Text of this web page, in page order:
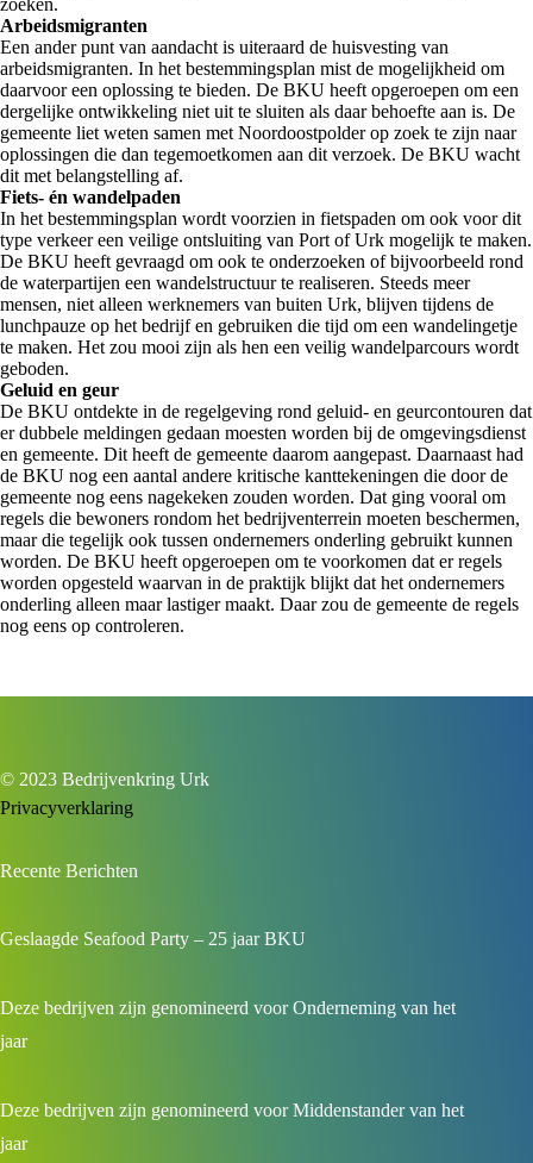
zoeken.
Arbeidsmigranten
Een ander punt van aandacht is uiteraard de huisvesting van
arbeidsmigranten. In het bestemmingsplan mist de mogelijkheid om
daarvoor een oplossing te bieden. De BKU heeft opgeroepen om een
dergelijke ontwikkeling niet uit te sluiten als daar behoefte aan is. De
gemeente liet weten samen met Noordoostpolder op zoek te zijn naar
oplossingen die dan tegemoetkomen aan dit verzoek. De BKU wacht
dit met belangstelling af.
Fiets- én wandelpaden
In het bestemmingsplan wordt voorzien in fietspaden om ook voor dit
type verkeer een veilige ontsluiting van Port of Urk mogelijk te maken.
De BKU heeft gevraagd om ook te onderzoeken of bijvoorbeeld rond
de waterpartijen een wandelstructuur te realiseren. Steeds meer
mensen, niet alleen werknemers van buiten Urk, blijven tijdens de
lunchpauze op het bedrijf en gebruiken die tijd om een wandelingetje
te maken. Het zou mooi zijn als hen een veilig wandelparcours wordt
geboden.
Geluid en geur
De BKU ontdekte in de regelgeving rond geluid- en geurcontouren dat
er dubbele meldingen gedaan moesten worden bij de omgevingsdienst
en gemeente. Dit heeft de gemeente daarom aangepast. Daarnaast had
de BKU nog een aantal andere kritische kanttekeningen die door de
gemeente nog eens nagekeken zouden worden. Dat ging vooral om
regels die bewoners rondom het bedrijventerrein moeten beschermen,
maar die tegelijk ook tussen ondernemers onderling gebruikt kunnen
worden. De BKU heeft opgeroepen om te voorkomen dat er regels
worden opgesteld waarvan in de praktijk blijkt dat het ondernemers
onderling alleen maar lastiger maakt. Daar zou de gemeente de regels
nog eens op controleren.
© 2023 Bedrijvenkring Urk
Privacyverklaring
Recente Berichten
Geslaagde Seafood Party – 25 jaar BKU
Deze bedrijven zijn genomineerd voor Onderneming van het
jaar
Deze bedrijven zijn genomineerd voor Middenstander van het
jaar